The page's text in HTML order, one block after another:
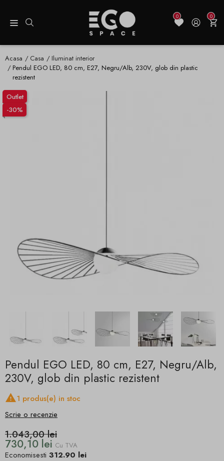
0 0
Acasa Casa
Iluminat interior
Pendul EGO LED, 80 cm, E27, Negru/Alb, 230V, glob din plastic
rezistent
Outlet
-30%
Pendul EGO LED, 80 cm, E27, Negru/Alb,
230V, glob din plastic rezistent
1 produs(e) in stoc
Scrie o recenzie
1.043,00 lei
730,10 lei Cu TVA
Economisesti 312.90 lei